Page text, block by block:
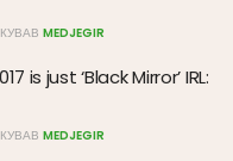
MEDJEGIR
is just ‘Black Mirror’ IRL:
MEDJEGIR